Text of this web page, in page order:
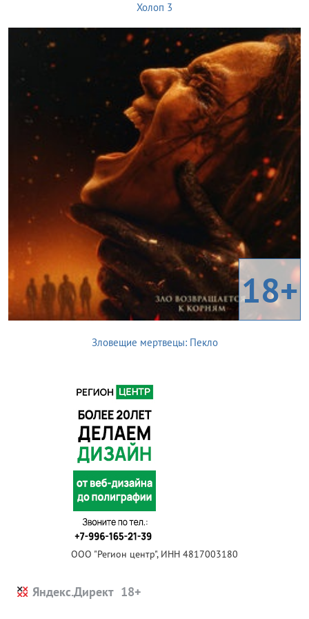
Холоп 3
18+
Зловещие мертвецы: Пекло
ООО "Регион центр", ИНН 4817003180
Яндекс.Директ